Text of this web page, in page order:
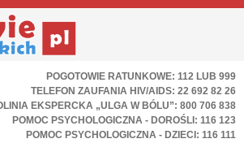
POGOTOWIE RATUNKOWE: 112 LUB 999
TELEFON ZAUFANIA HIV/AIDS: 22 692 82 26
EKSPERCKA „ULGA W BÓLU”: 800 706 838
POMOC PSYCHOLOGICZNA - DOROŚLI: 116 123
POMOC PSYCHOLOGICZNA - DZIECI: 116 111